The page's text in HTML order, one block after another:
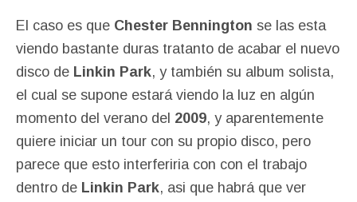
El caso es que Chester Bennington se las esta
viendo bastante duras tratanto de acabar el nuevo
disco de Linkin Park, y también su album solista,
el cual se supone estará viendo la luz en algún
momento del verano del 2009, y aparentemente
quiere iniciar un tour con su propio disco, pero
parece que esto interferiria con con el trabajo
dentro de Linkin Park, asi que habrá que ver